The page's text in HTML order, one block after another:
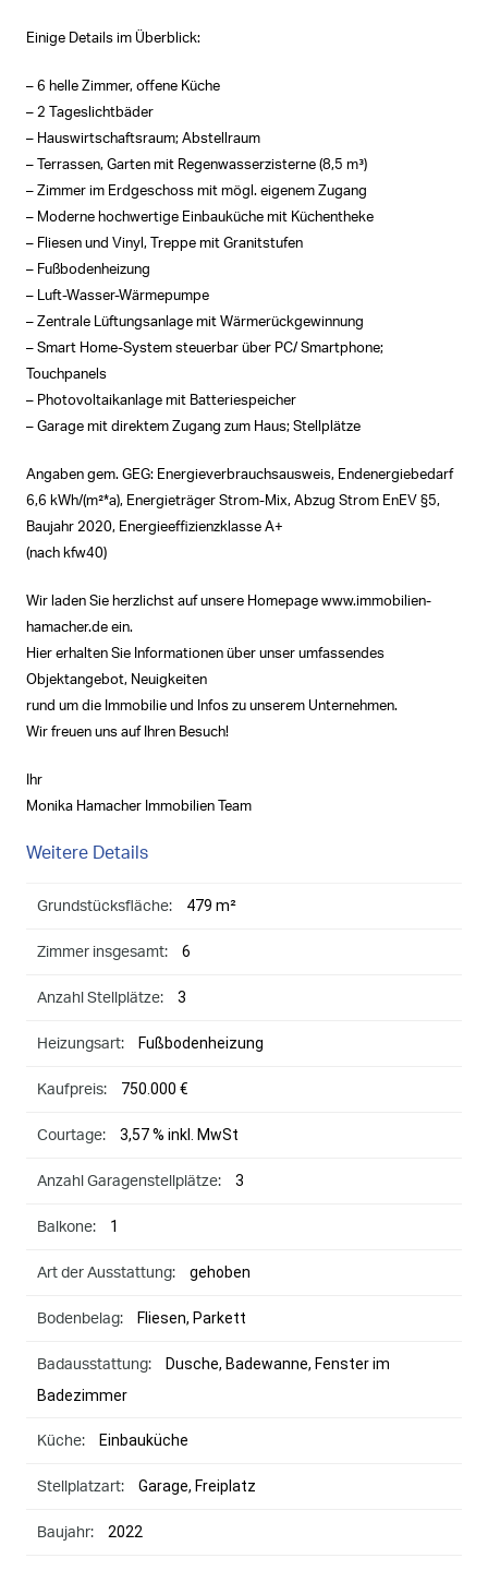
Einige Details im Überblick:
– 6 helle Zimmer, offene Küche
– 2 Tageslichtbäder
– Hauswirtschaftsraum; Abstellraum
– Terrassen, Garten mit Regenwasserzisterne (8,5 m³)
– Zimmer im Erdgeschoss mit mögl. eigenem Zugang
– Moderne hochwertige Einbauküche mit Küchentheke
– Fliesen und Vinyl, Treppe mit Granitstufen
– Fußbodenheizung
– Luft-Wasser-Wärmepumpe
– Zentrale Lüftungsanlage mit Wärmerückgewinnung
– Smart Home-System steuerbar über PC/ Smartphone;
Touchpanels
– Photovoltaikanlage mit Batteriespeicher
– Garage mit direktem Zugang zum Haus; Stellplätze
Angaben gem. GEG: Energieverbrauchsausweis, Endenergiebedarf
6,6 kWh/(m²*a), Energieträger Strom-Mix, Abzug Strom EnEV §5,
Baujahr 2020, Energieeffizienzklasse A+
(nach kfw40)
Wir laden Sie herzlichst auf unsere Homepage www.immobilien-
hamacher.de ein.
Hier erhalten Sie Informationen über unser umfassendes
Objektangebot, Neuigkeiten
rund um die Immobilie und Infos zu unserem Unternehmen.
Wir freuen uns auf Ihren Besuch!
Ihr
Monika Hamacher Immobilien Team
Weitere Details
Grundstücksfläche: 479 m²
Zimmer insgesamt: 6
Anzahl Stellplätze: 3
Heizungsart: Fußbodenheizung
Kaufpreis: 750.000 €
Courtage: 3,57 % inkl. MwSt
Anzahl Garagenstellplätze: 3
Balkone: 1
Art der Ausstattung: gehoben
Bodenbelag: Fliesen, Parkett
Badausstattung:
Dusche, Badewanne, Fenster im
Badezimmer
Küche: Einbauküche
Stellplatzart: Garage, Freiplatz
Baujahr: 2022